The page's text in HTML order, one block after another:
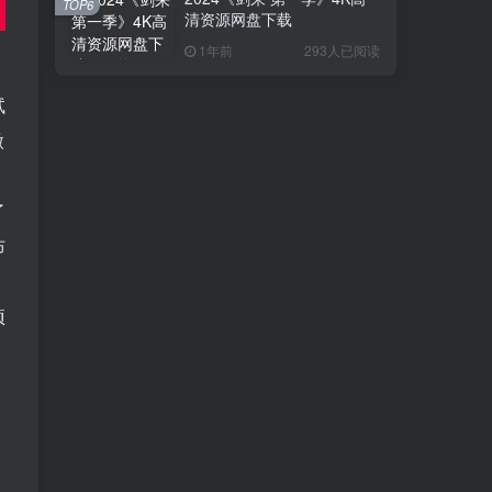
清资源网盘下载
1年前 293人已阅读
TOP6